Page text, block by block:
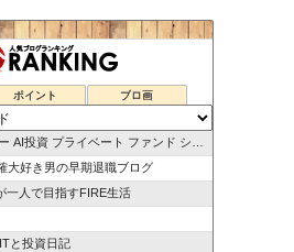
ポイント ブロ画
AI投資 プライベート ファンド システム
大好き男の早期退職ブログ
一人で目指すFIRE生活
と投資日記